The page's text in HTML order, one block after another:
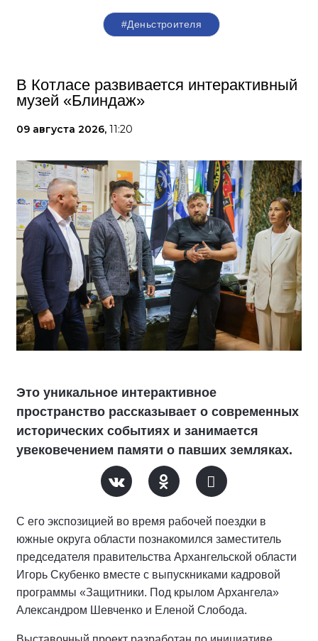
#Деньстроителя
В Котласе развивается интерактивный
музей «Блиндаж»
09 августа 2026, 11:20
Это уникальное интерактивное
пространство рассказывает о современных
исторических событиях и занимается
увековечением памяти о павших земляках.
С его экспозицией во время рабочей поездки в
южные округа области познакомился заместитель
председателя правительства Архангельской области
Игорь Скубенко вместе с выпускниками кадровой
программы «Защитники. Под крылом Архангела»
Александром Шевченко и Еленой Слобода.